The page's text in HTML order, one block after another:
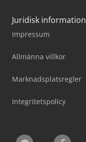
Juridisk information
Impressum
Allmänna villkor
Marknadsplatsregler
Integritetspolicy